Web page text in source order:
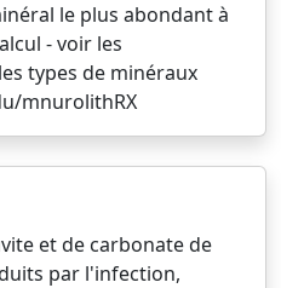
le plus abondant à
- voir les
types de minéraux
mnurolithRX
et de carbonate de
par l'infection,